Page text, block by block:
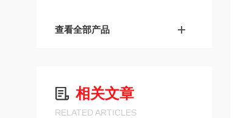
查看全部产品
相关文章
RELATED ARTICLES